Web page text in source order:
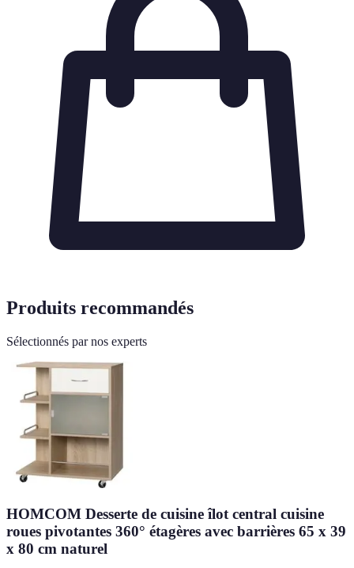
Produits recommandés
Sélectionnés par nos experts
HOMCOM Desserte de cuisine îlot central cuisine
roues pivotantes 360° étagères avec barrières 65 x 39
x 80 cm naturel